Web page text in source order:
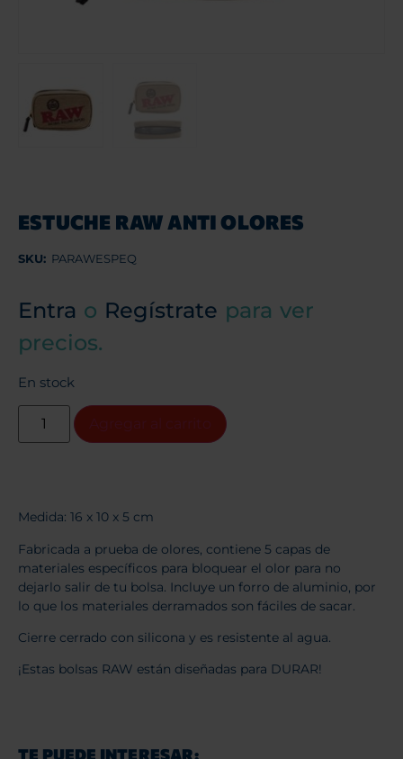
ESTUCHE RAW ANTI OLORES
SKU: PARAWESPEQ
Entra o Regístrate para ver
precios.
En stock
Medida: 16 x 10 x 5 cm
Fabricada a prueba de olores, contiene 5 capas de
materiales específicos para bloquear el olor para no
dejarlo salir de tu bolsa. Incluye un forro de aluminio, por
lo que los materiales derramados son fáciles de sacar.
Cierre cerrado con silicona y es resistente al agua.
¡Estas bolsas RAW están diseñadas para DURAR!
TE PUEDE INTERESAR: